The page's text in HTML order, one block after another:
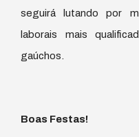
seguirá lutando por
laborais mais
gaúchos.
Boas Festas!